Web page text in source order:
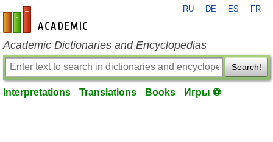
en-academic.com
RU DE ES FR
Academic Dictionaries and Encyclopedias
Search!
Interpretations Translations Books Игры ⚽